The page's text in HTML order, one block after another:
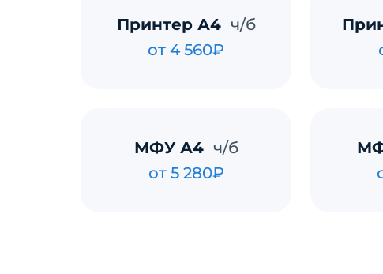
Принтер А4 ч/б
от 4 560₽
МФУ А4 ч/б
от 5 280₽